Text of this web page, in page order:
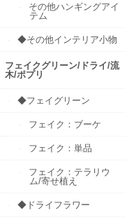
その他ハンギングアイ
テム
◆その他インテリア小物
フェイクグリーン/ドライ/流
木/ポプリ
◆フェイグリーン
フェイク：ブーケ
フェイク：単品
フェイク：テラリウ
ム/寄せ植え
◆ドライフラワー